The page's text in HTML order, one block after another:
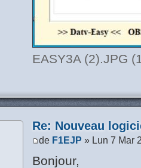
EASY3A (2).JPG
Re: Nouveau
de F1EJP » Lun 7 Mar
Bonjour,